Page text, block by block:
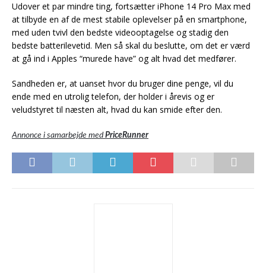
Udover et par mindre ting, fortsætter iPhone 14 Pro Max med
at tilbyde en af de mest stabile oplevelser på en smartphone,
med uden tvivl den bedste videooptagelse og stadig den
bedste batterilevetid. Men så skal du beslutte, om det er værd
at gå ind i Apples “murede have” og alt hvad det medfører.
Sandheden er, at uanset hvor du bruger dine penge, vil du
ende med en utrolig telefon, der holder i årevis og er
veludstyret til næsten alt, hvad du kan smide efter den.
Annonce i samarbejde med PriceRunner